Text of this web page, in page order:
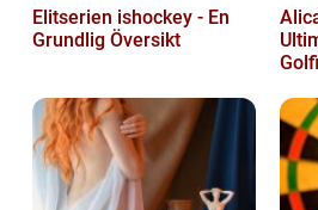
Elitserien ishockey - En
Grundlig Översikt